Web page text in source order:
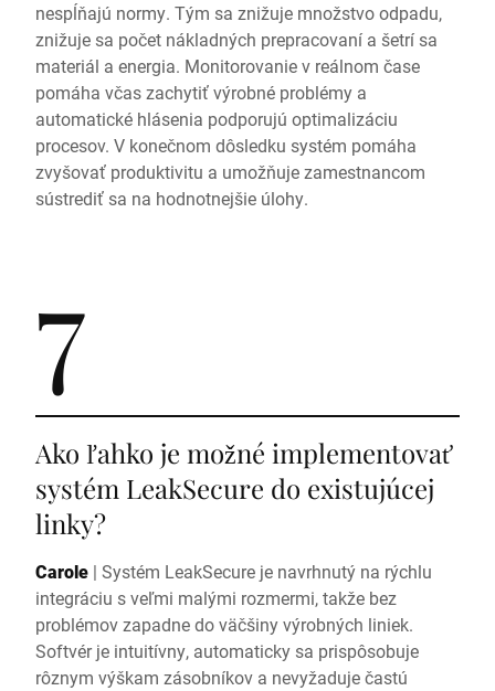
nespĺňajú normy. Tým sa znižuje množstvo odpadu,
znižuje sa počet nákladných prepracovaní a šetrí sa
materiál a energia. Monitorovanie v reálnom čase
pomáha včas zachytiť výrobné problémy a
automatické hlásenia podporujú optimalizáciu
procesov. V konečnom dôsledku systém pomáha
zvyšovať produktivitu a umožňuje zamestnancom
sústrediť sa na hodnotnejšie úlohy.
7
Ako ľahko je možné implementovať
systém LeakSecure do existujúcej
linky?
Carole | Systém LeakSecure je navrhnutý na rýchlu
integráciu s veľmi malými rozmermi, takže bez
problémov zapadne do väčšiny výrobných liniek.
Softvér je intuitívny, automaticky sa prispôsobuje
rôznym výškam zásobníkov a nevyžaduje častú